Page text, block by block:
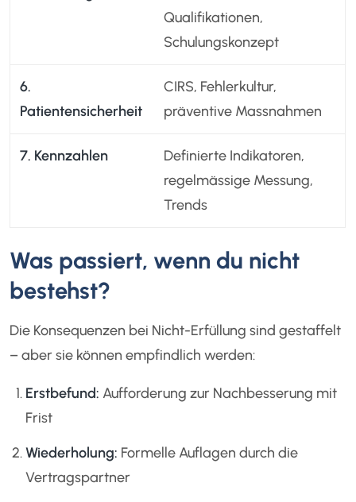
Qualifikationen,
Schulungskonzept
6.
Patientensicherheit
CIRS, Fehlerkultur,
präventive Massnahmen
7. Kennzahlen
Definierte Indikatoren,
regelmässige Messung,
Trends
Was passiert, wenn du nicht
bestehst?
Die Konsequenzen bei Nicht-Erfüllung sind gestaffelt
– aber sie können empfindlich werden:
Erstbefund: Aufforderung zur Nachbesserung mit
Frist
Wiederholung: Formelle Auflagen durch die
Vertragspartner